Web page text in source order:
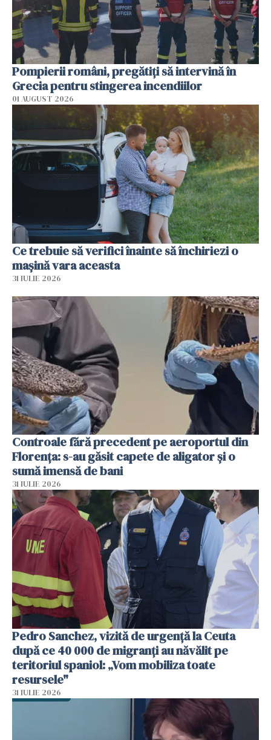
Pompierii români, pregătiţi să intervină în
Grecia pentru stingerea incendiilor
01 AUGUST 2026
Ce trebuie să verifici înainte să închiriezi o
mașină vara aceasta
31 IULIE 2026
Controale fără precedent pe aeroportul din
Florența: s-au găsit capete de aligator și o
sumă imensă de bani
31 IULIE 2026
Pedro Sanchez, vizită de urgență la Ceuta
după ce 40 000 de migranți au năvălit pe
teritoriul spaniol: „Vom mobiliza toate
resursele"
31 IULIE 2026